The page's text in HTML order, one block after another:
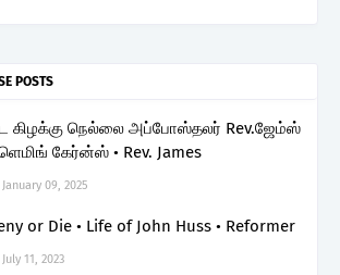
POSTS
கிழக்கு நெல்லை அப்போஸ்தலர் Rev.ஜேம்ஸ்
கேர்ன்ஸ் • Rev. James
January 09, 2025
or Die • Life of John Huss • Reformer
July 11, 2023